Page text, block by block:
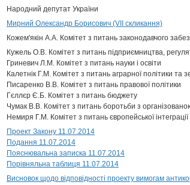
Народний депутат України
Мирний Олександр Борисович (VII скликання)
Кожем'якін А.А. Комітет з питань законодавчого
Кужель О.В. Комітет з питань підприємництва,
Гриневич Л.М. Комітет з питань науки і освіти
Калетнік Г.М. Комітет з питань аграрної політики та
Писаренко В.В. Комітет з питань правової політики
Гєллєр Є.Б. Комітет з питань бюджету
Чумак В.В. Комітет з питань боротьби з
Немиря Г.М. Комітет з питань європейської інтеграції
Проект Закону 11.07.2014
Подання 11.07.2014
Пояснювальна записка 11.07.2014
Порівняльна таблиця 11.07.2014
Висновок щодо відповідності проекту вимогам